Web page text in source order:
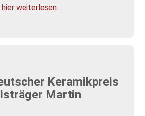
weiterlesen…
Keramikpreis
Martin